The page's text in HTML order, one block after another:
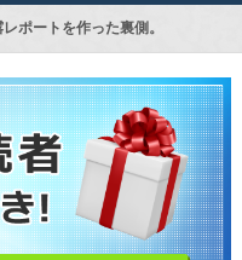
ポートを作った裏側。